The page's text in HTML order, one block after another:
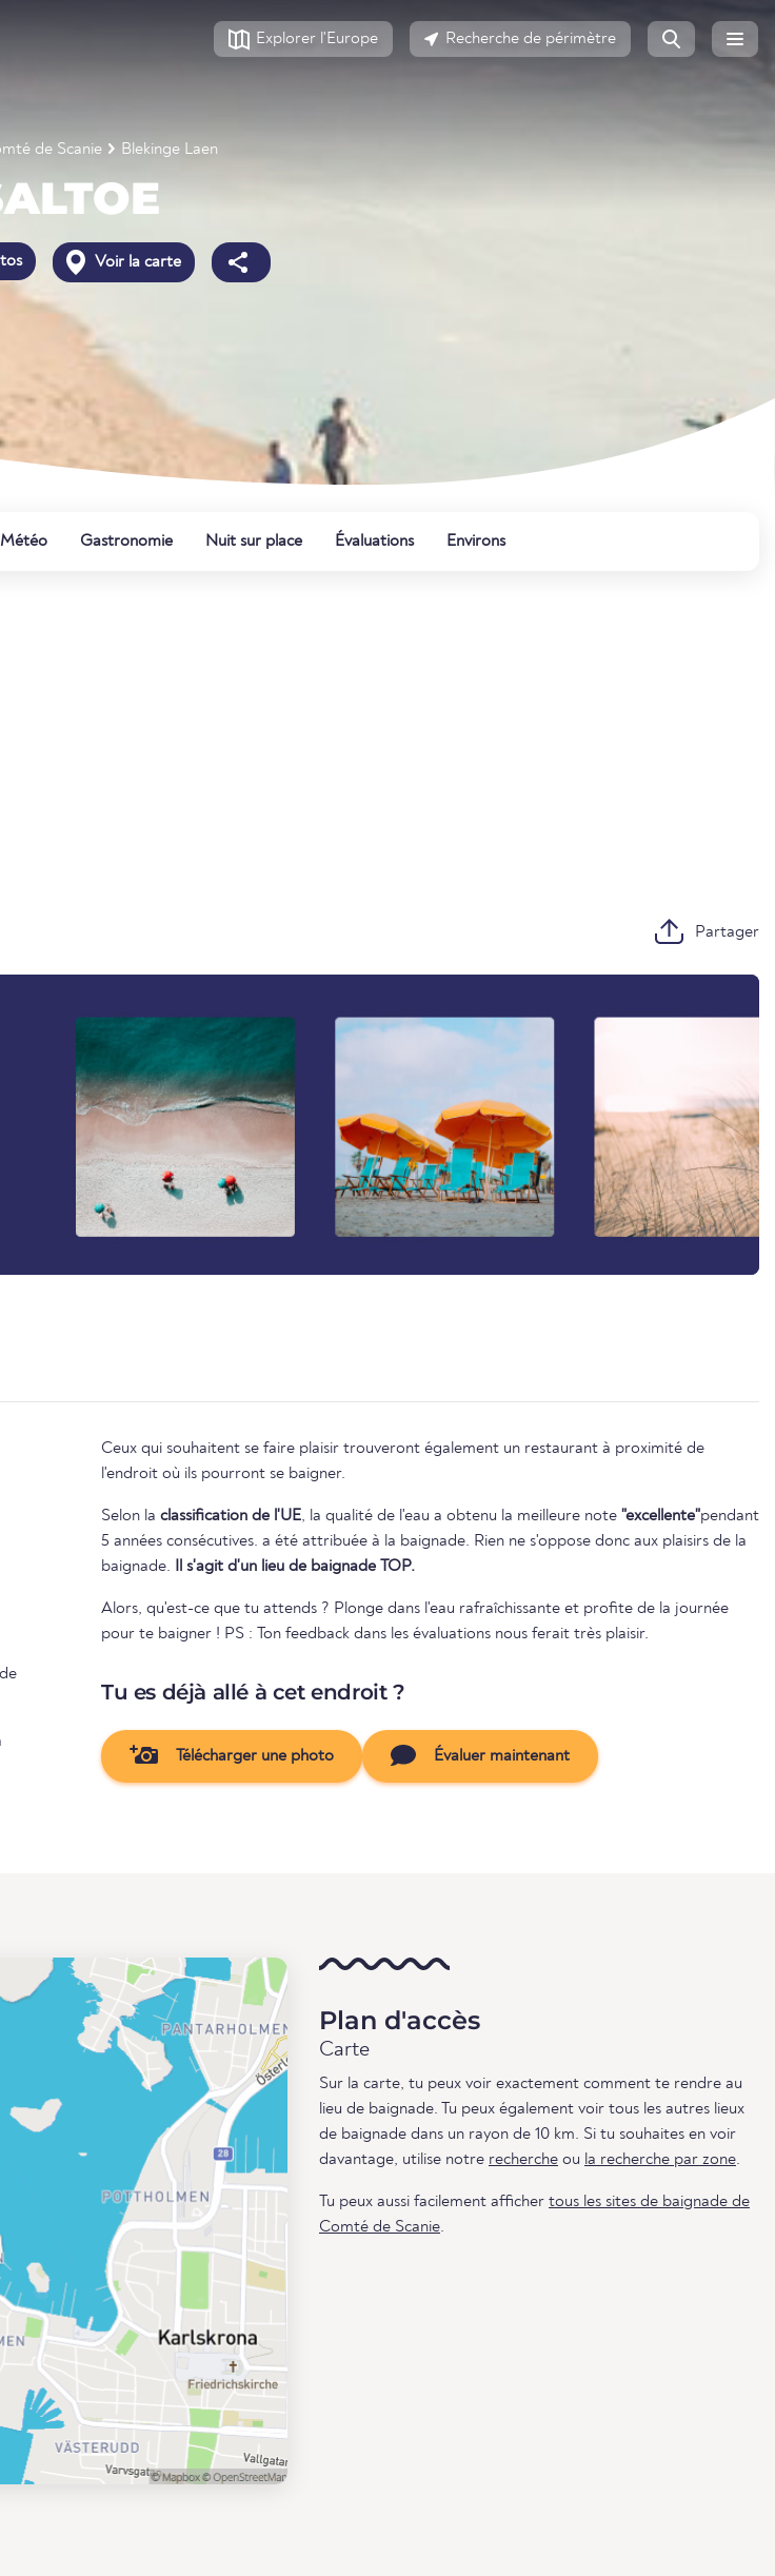
Explorer l'Europe Recherche de périmètre
de Scanie Blekinge Laen
Voir la carte
Météo Gastronomie Nuit sur place Évaluations Environs
Partager
Ceux qui souhaitent se faire plaisir trouveront également un restaurant à proximité de
l'endroit où ils pourront se baigner.
Selon la classification de l'UE, la qualité de l'eau a obtenu la meilleure note "excellente"pendant
5 années consécutives. a été attribuée à la baignade. Rien ne s'oppose donc aux plaisirs de la
baignade.
Il s'agit d'un lieu de baignade TOP.
Alors, qu'est-ce que tu attends ? Plonge dans l'eau rafraîchissante et profite de la journée
pour te baigner ! PS : Ton feedback dans les évaluations nous ferait très plaisir.
Tu es déjà allé à cet endroit ?
Télécharger une photo Évaluer maintenant
Plan d'accès
Carte
Sur la carte, tu peux voir exactement comment te rendre au
lieu de baignade. Tu peux également voir tous les autres lieux
de baignade dans un rayon de 10 km. Si tu souhaites en voir
davantage, utilise notre recherche ou la recherche par zone.
Tu peux aussi facilement afficher tous les sites de baignade de
Comté de Scanie.